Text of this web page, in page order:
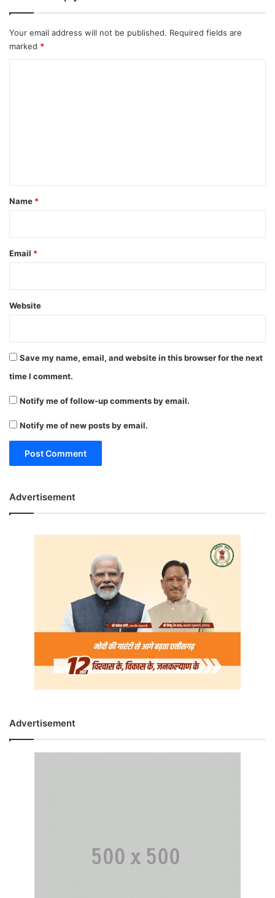
Your email address will not be published. Required fields are
marked *
*
Name *
Email *
Website
Save my name, email, and website in this browser for the next
time I comment.
Notify me of follow-up comments by email.
Notify me of new posts by email.
Advertisement
Advertisement